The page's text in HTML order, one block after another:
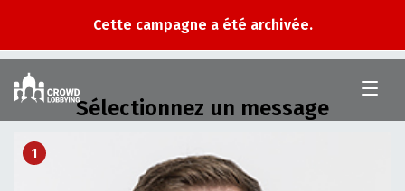
Cette campagne a été archivée.
Sélectionnez un message
1